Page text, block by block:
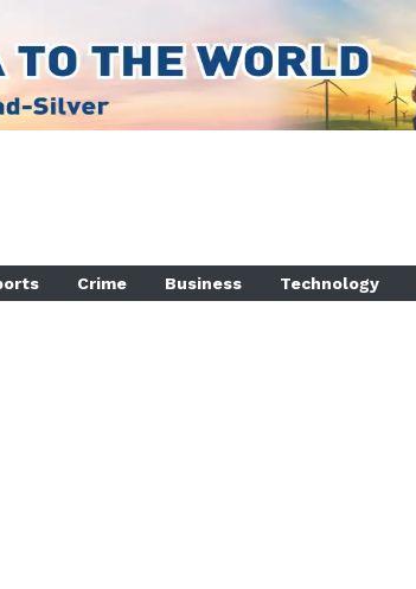
Crime Business Technology